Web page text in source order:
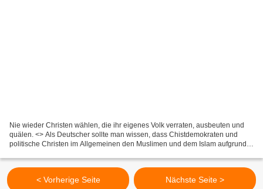
Nie wieder Christen wählen, die ihr eigenes Volk verraten, ausbeuten und
quälen. <> Als Deutscher sollte man wissen, dass Chistdemokraten und
politische Christen im Allgemeinen den Muslimen und dem Islam aufgrund
< Vorherige Seite Nächste Seite >